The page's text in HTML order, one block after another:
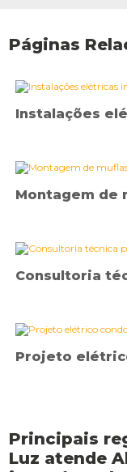
Páginas
Instalações
Montagem de
Consultoria
Projeto
Principais
Luz atende